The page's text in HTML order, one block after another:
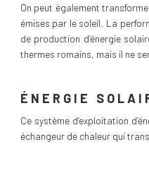
On peut également
émises par le soleil. La
de production d’énergie
thermes romains, mais il ne
ÉNERGIE
Ce système d’exploitation
échangeur de chaleur qui